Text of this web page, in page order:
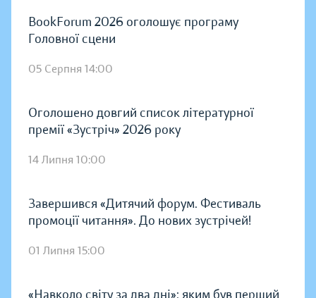
BookForum 2026 оголошує програму
Головної сцени
05 Серпня 14:00
Оголошено довгий список літературної
премії «Зустріч» 2026 року
14 Липня 10:00
Завершився «Дитячий форум. Фестиваль
промоції читання». До нових зустрічей!
01 Липня 15:00
«Навколо світу за два дні»: яким був перший